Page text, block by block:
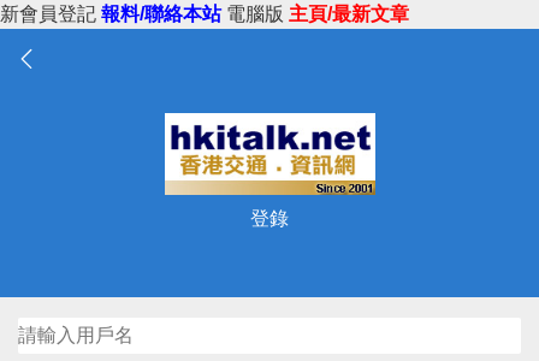
新會員登記 報料/聯絡本站 電腦版 主頁/最新文章
登錄